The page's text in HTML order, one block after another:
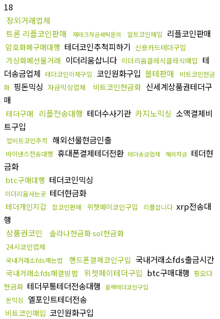
18
장외거래업체
트론 리플코인판매
재테크자금세탁문의 알트코인매입 리플코인판매
암호화폐구매대행 테더코인추척피하기 신용카드테더구입
가상화폐선물거래 이더리움삽니다 이더리움클레식클레식매입 테
더송금업체 테더코인이체구입 코인원화구입 블테판매
비트코인현금
화 핑돈믹싱 자금믹싱업체 비트코인현금화 신세계상품권테더구
매
테더구매 리플전송대행 테더수사기관 카지노믹싱 소액결제비
트구입
업비트코인추적 해외선물현금인출
바이낸스전송대행 휴대폰결제테더전환 테더송금업체 해외자금 테더현
금화
btc구매대행 테더코인믹싱
이더리움사는곳 테더현금화
테더개인지갑 잡코인판매 위챗페이코인구입 리플삽니다 xrp전송대
행
상품권코인
솔라나현금화 sol현금화
24시코인업체
국내거래소fds깨는법 핸드폰결제코인구입 국내거래소fds출금시간
국내거래소fds해결방법 위쳇페이테더구입 btc구매대행 핑오다
현금화 테더무통테더전송대행 블랙테더코인구입
돈믹싱 엘포인트테더전송
비트코인매입 코인원화구입